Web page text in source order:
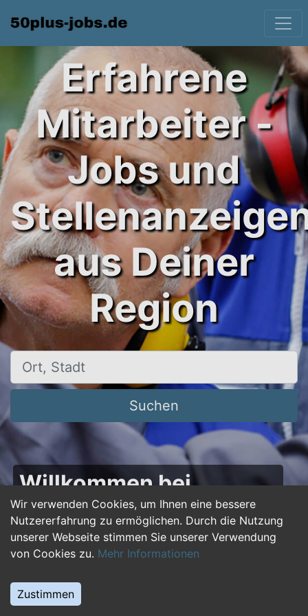
Wir verwenden Cookies, um Ihnen eine bessere
Nutzererfahrung zu ermöglichen. Durch die Nutzung
unserer Webseite stimmen Sie unserer Verwendung
von Cookies zu. Mehr Informationen
Zustimmen
Erfahrene
Mitarbeiter -
Jobs und
aus Deiner
Region
Ort, Stadt
Suchen
Willkommen bei
50plus-jobs.de – Dein
Portal für Jobs ab 50!
Du bist über 50 und suchst nach einer neuen
beruflichen Herausforderung oder einem
Jobwechsel? Auf